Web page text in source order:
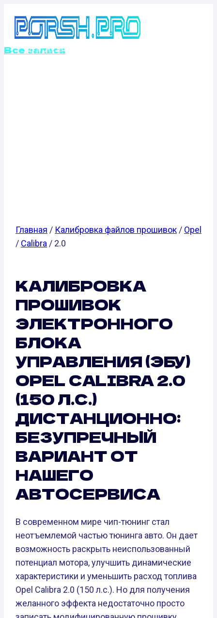
содержимому
Все записи
Главная / Калибровка файлов прошивок / Opel
/ Calibra / 2.0
КАЛИБРОВКА
ПРОШИВОК
ЭЛЕКТРОННОГО
БЛОКА
УПРАВЛЕНИЯ (ЭБУ)
OPEL CALIBRA 2.0
(150 Л.С.)
ДИСТАНЦИОННО:
БЕЗУПРЕЧНЫЙ
ВАРИАНТ ОТ
НАШЕГО
АВТОСЕРВИСА
В современном мире чип-тюнинг стал
неотъемлемой частью тюнинга авто. Он дает
возможность раскрыть неиспользованный
потенциал мотора, улучшить динамические
характеристики и уменьшить расход топлива
Opel Calibra 2.0 (150 л.с.). Но для получения
желанного эффекта недостаточно просто